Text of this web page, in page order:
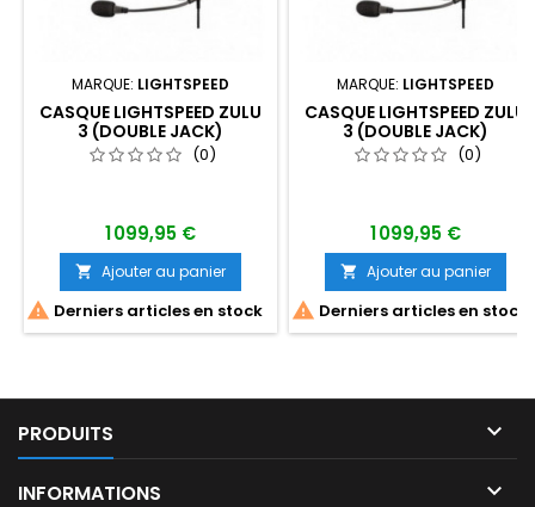
MARQUE: LIGHTSPEED
CASQUE LIGHTSPEED ZULU
3 (DOUBLE JACK)
(0)
1 099,95 €
 Ajouter au panier
 Derniers articles en stock
MARQUE: LIGHTSPEED
CASQUE LIGHTSPEED ZULU
3 (DOUBLE JACK)
(0)
1 099,95 €
 Ajouter au panier
 Derniers articles en stock
PRODUITS 
INFORMATIONS 